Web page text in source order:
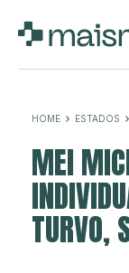
HOME ESTADOS
MEI
TURVO,